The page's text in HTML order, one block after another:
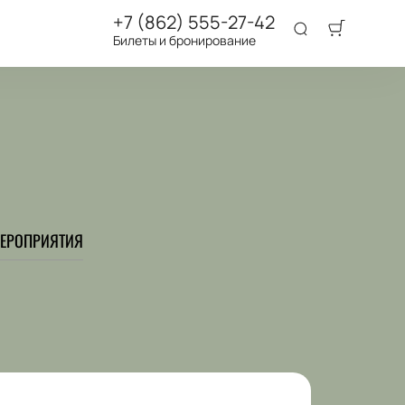
+7 (862) 555-27-42
Билеты и бронирование